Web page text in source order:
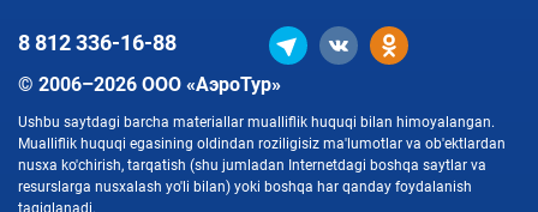
© 2006–2026 ООО «АэроТур»
Ushbu saytdagi barcha materiallar mualliflik huquqi bilan himoyalangan.
Mualliflik huquqi egasining oldindan roziligisiz ma'lumotlar va ob'ektlardan
nusxa ko'chirish, tarqatish (shu jumladan Internetdagi boshqa saytlar va
resurslarga nusxalash yo'li bilan) yoki boshqa har qanday foydalanish
taqiqlanadi.
8 812336-16-88